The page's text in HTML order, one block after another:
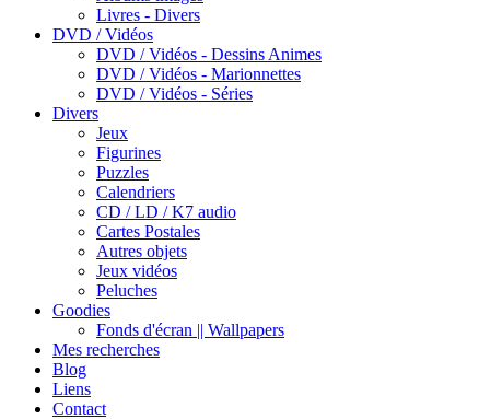
Livres - Divers
DVD / Vidéos
DVD / Vidéos - Dessins Animes
DVD / Vidéos - Marionnettes
DVD / Vidéos - Séries
Divers
Jeux
Figurines
Puzzles
Calendriers
CD / LD / K7 audio
Cartes Postales
Autres objets
Jeux vidéos
Peluches
Goodies
Fonds d'écran || Wallpapers
Mes recherches
Blog
Liens
Contact